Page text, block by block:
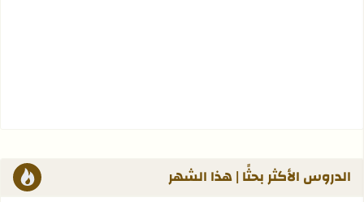
الدروس الأكثر بحثًا | هذا الشهر